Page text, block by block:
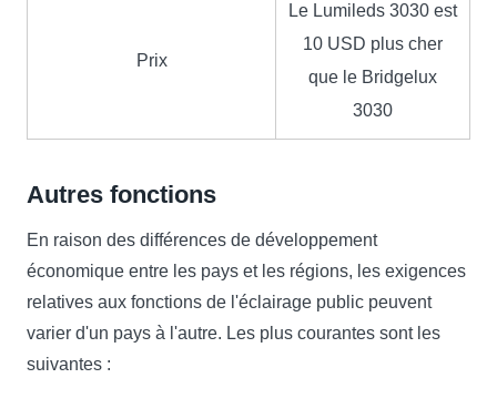
Prix
Le Lumileds 3030 est
10 USD plus cher
que le Bridgelux
3030
Autres fonctions
En raison des différences de développement
économique entre les pays et les régions, les exigences
relatives aux fonctions de l'éclairage public peuvent
varier d'un pays à l'autre. Les plus courantes sont les
suivantes :